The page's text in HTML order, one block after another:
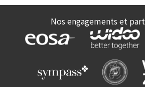
Nos engagements et